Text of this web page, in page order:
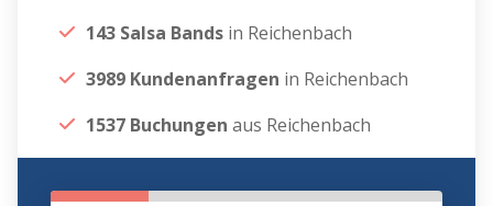
143 Salsa Bands in Reichenbach
3989 Kundenanfragen in Reichenbach
1537 Buchungen aus Reichenbach